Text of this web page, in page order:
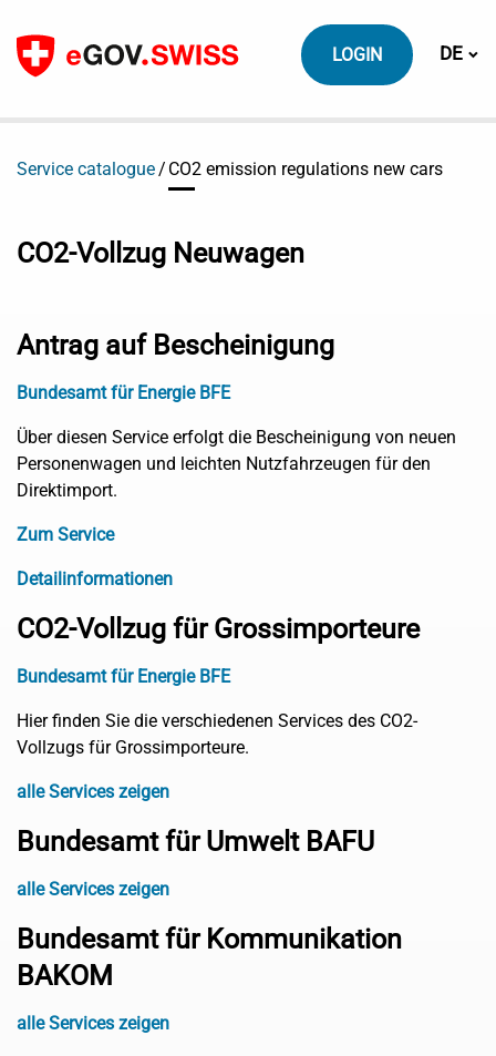
Zum Inhalt
LOGIN DE
Service catalogue CO2 emission regulations new cars
CO2-Vollzug Neuwagen
Antrag auf Bescheinigung
Bundesamt für Energie BFE
Über diesen Service erfolgt die Bescheinigung von neuen
Personenwagen und leichten Nutzfahrzeugen für den
Direktimport.
Zum Service
Detailinformationen
CO2-Vollzug für Grossimporteure
Bundesamt für Energie BFE
Hier finden Sie die verschiedenen Services des CO2-
Vollzugs für Grossimporteure.
alle Services zeigen
Bundesamt für Umwelt BAFU
alle Services zeigen
Bundesamt für Kommunikation
BAKOM
alle Services zeigen